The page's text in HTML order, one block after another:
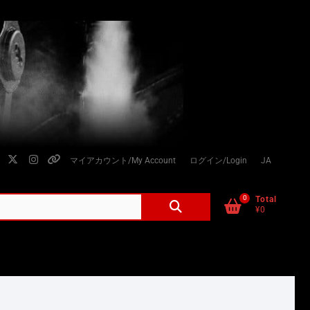
twitter
instagram
個
情
り
マイアカウント/My Account ログイン/Login JA
0
Total
¥0